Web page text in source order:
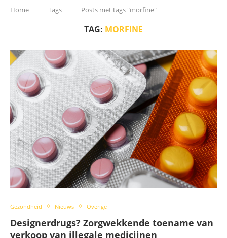
Home Tags Posts met tags "morfine"
TAG: MORFINE
Gezondheid Nieuws Overige
Designerdrugs? Zorgwekkende toename van
verkoop van illegale medicijnen